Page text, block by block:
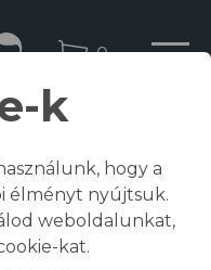
0
k
hogy a
élményt nyújtsuk.
weboldalunkat,
kat.